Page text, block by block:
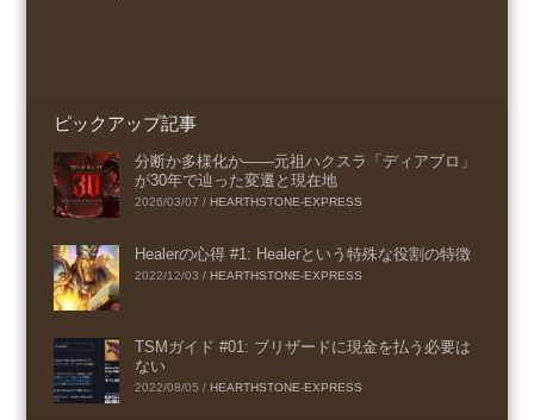
ピックアップ記事
分断か多様化か――元祖ハクスラ「ディアブロ」
が30年で辿った変遷と現在地
2026/03/07 / HEARTHSTONE-EXPRESS
Healerの心得 #1: Healerという特殊な役割の特徴
2022/12/03 / HEARTHSTONE-EXPRESS
TSMガイド #01: ブリザードに現金を払う必要は
ない
2022/08/05 / HEARTHSTONE-EXPRESS